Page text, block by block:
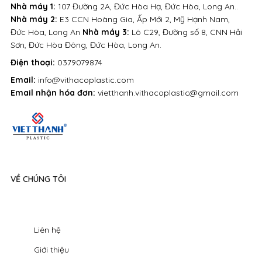
VỀ CHÚNG TÔI
Liên hệ
Giới thiệu
Điện thoại: 0379079874
Email: info@vithacoplastic.com
Email nhận hóa đơn: vietthanh.vithacoplastic@gmail.com
Nhà máy 1: 107 Đường 2A, Đức Hòa Hạ, Đức Hòa, Long An..
Nhà máy 2: E3 CCN Hoàng Gia, Ấp Mới 2, Mỹ Hạnh Nam,
Đức Hòa, Long An Nhà máy 3: Lô C29, Đường số 8, CNN Hải
Sơn, Đức Hòa Đông, Đức Hòa, Long An.